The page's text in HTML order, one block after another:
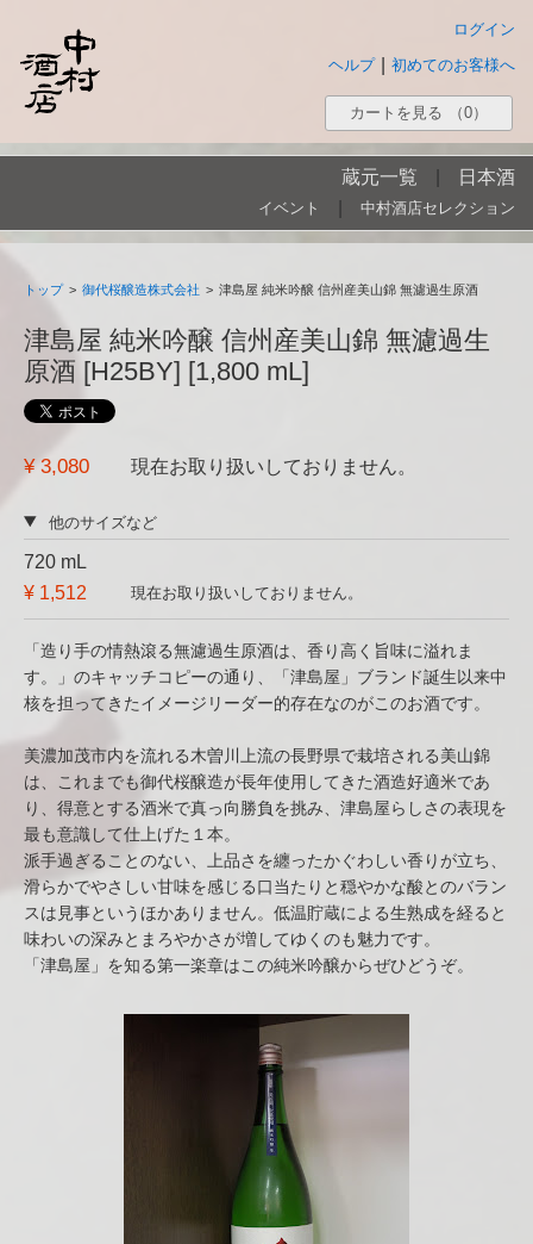
ログイン
初めてのお客様へ
ヘルプ
カートを見る （0）
蔵元一覧 日本酒
イベント 中村酒店セレクション
トップ > 御代桜醸造株式会社 > 津島屋 純米吟醸 信州産美山錦 無濾過生原酒
津島屋 純米吟醸 信州産美山錦 無濾過生
原酒 [H25BY] [1,800 mL]
¥ 3,080 現在お取り扱いしておりません。
他のサイズなど
720 mL
¥ 1,512
現在お取り扱いしておりません。
「造り手の情熱滾る無濾過生原酒は、香り高く旨味に溢れま
す。」のキャッチコピーの通り、「津島屋」ブランド誕生以来中
核を担ってきたイメージリーダー的存在なのがこのお酒です。
美濃加茂市内を流れる木曽川上流の長野県で栽培される美山錦
は、これまでも御代桜醸造が長年使用してきた酒造好適米であ
り、得意とする酒米で真っ向勝負を挑み、津島屋らしさの表現を
最も意識して仕上げた１本。
派手過ぎることのない、上品さを纏ったかぐわしい香りが立ち、
滑らかでやさしい甘味を感じる口当たりと穏やかな酸とのバラン
スは見事というほかありません。低温貯蔵による生熟成を経ると
味わいの深みとまろやかさが増してゆくのも魅力です。
「津島屋」を知る第一楽章はこの純米吟醸からぜひどうぞ。